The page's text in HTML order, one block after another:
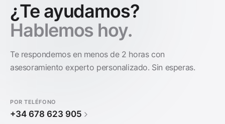
¿Te ayudamos?
Hablemos hoy.
Te respondemos en menos de 2 horas con
asesoramiento experto personalizado. Sin esperas.
POR TELÉFONO
+34 678 623 905